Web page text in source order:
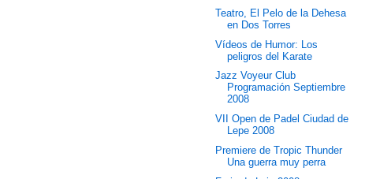
Teatro, El Pelo de la Dehesa
en Dos Torres
Vídeos de Humor: Los
peligros del Karate
Jazz Voyeur Club
Programación Septiembre
2008
VII Open de Padel Ciudad de
Lepe 2008
Premiere de Tropic Thunder
Una guerra muy perra